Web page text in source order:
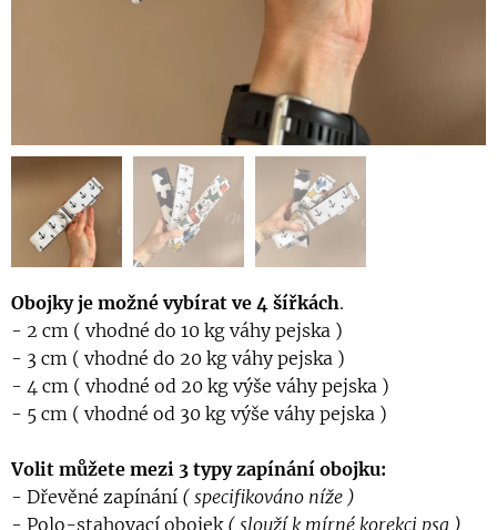
Obojky je možné vybírat ve 4 šířkách.
- 2 cm ( vhodné do 10 kg váhy pejska )
- 3 cm ( vhodné do 20 kg váhy pejska )
- 4 cm ( vhodné od 20 kg výše váhy pejska )
- 5 cm ( vhodné od 30 kg výše váhy pejska )
Volit můžete mezi 3 typy zapínání obojku:
- Dřevěné zapínání ( specifikováno níže )
- Polo-stahovací obojek ( slouží k mírné korekci psa )